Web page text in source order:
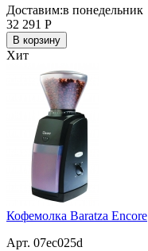
Доставим:в понедельник
32 291 Р
В корзину
Хит
Кофемолка Baratza Encore
Арт. 07ec025d